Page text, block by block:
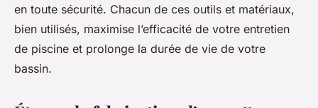
en toute sécurité. Chacun de ces outils et matériaux,
bien utilisés, maximise l’efficacité de votre entretien
de piscine et prolonge la durée de vie de votre
bassin.